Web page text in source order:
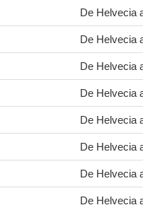
De Helvecia
De Helvecia
De Helvecia
De Helvecia
De Helvecia
De Helvecia
De Helvecia
De Helvecia